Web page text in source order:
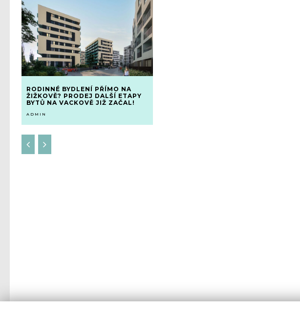
RODINNÉ BYDLENÍ PŘÍMO NA
ŽIŽKOVĚ? PRODEJ DALŠÍ ETAPY
BYTŮ NA VACKOVĚ JIŽ ZAČAL!
ADMIN